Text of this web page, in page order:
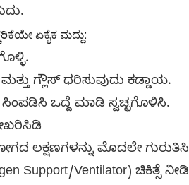
ಏಕೈಕ ಮದ್ದು:
ಗ್ಲೌಸ್ ಧರಿಸುವುದು ಕಡ್ಡಾಯ.
ಒದ್ದೆ ಮಾಡಿ ಸ್ವಚ್ಛಗೊಳಿಸಿ.
ಲಕ್ಷಣಗಳನ್ನು ಮೊದಲೇ ಗುರುತಿಸಿ
Support/Ventilator) ಚಿಕಿತ್ಸೆ ನೀಡಿ